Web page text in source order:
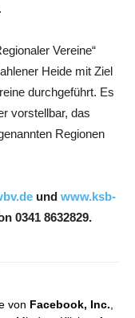
Vereine“
Heide mit Ziel
durchgeführt. Es
vorstellbar, das
Regionen
und www.ksb-
0341 8632829.
von Facebook, Inc.